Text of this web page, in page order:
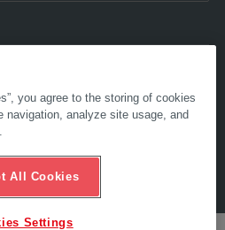
reservados - ALOIS KOBER GMBH
Aviso legal
y condiciones
de datos
asistencia ética
you agree to the storing of cookies
navigation, analyze site usage, and
All Cookies
Settings